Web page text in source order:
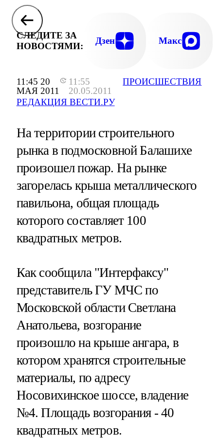
11:45 20
МАЯ 2011
11:55
20.05.2011
РЕДАКЦИЯ ВЕСТИ.РУ
ПРОИСШЕСТВИЯ
СЛЕДИТЕ ЗА
НОВОСТЯМИ:
Дзен Макс
На территории строительного
рынка в подмосковной Балашихе
произошел пожар. На рынке
загорелась крыша металлического
павильона, общая площадь
которого составляет 100
квадратных метров.
Как сообщила "Интерфаксу"
представитель ГУ МЧС по
Московской области Светлана
Анатольева, возгорание
произошло на крыше ангара, в
котором хранятся строительные
материалы, по адресу
Носовихинское шоссе, владение
№4. Площадь возгорания - 40
квадратных метров.